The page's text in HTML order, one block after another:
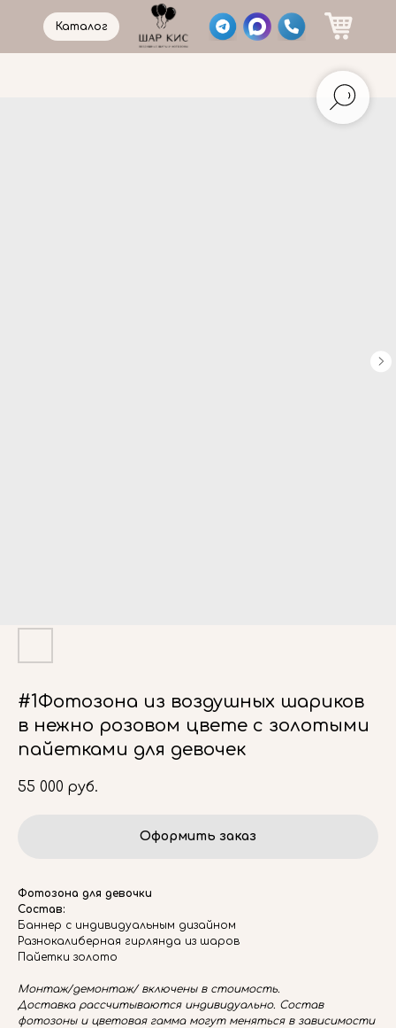
Каталог
#1Фотозона из воздушных шариков
в нежно розовом цвете с золотыми
пайетками для девочек
55 000 руб.
Оформить заказ
Фотозона для девочки
Состав:
Баннер с индивидуальным дизайном
Разнокалиберная гирлянда из шаров
Пайетки золото
Монтаж/демонтаж/ включены в стоимость.
Доставка рассчитываются индивидуально. Состав
фотозоны и цветовая гамма могут меняться в зависимости